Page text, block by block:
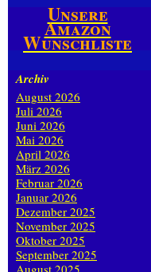
Unsere
Amazon
Wunschliste
Archiv
August 2026
Juli 2026
Juni 2026
Mai 2026
April 2026
März 2026
Februar 2026
Januar 2026
Dezember 2025
November 2025
Oktober 2025
September 2025
August 2025